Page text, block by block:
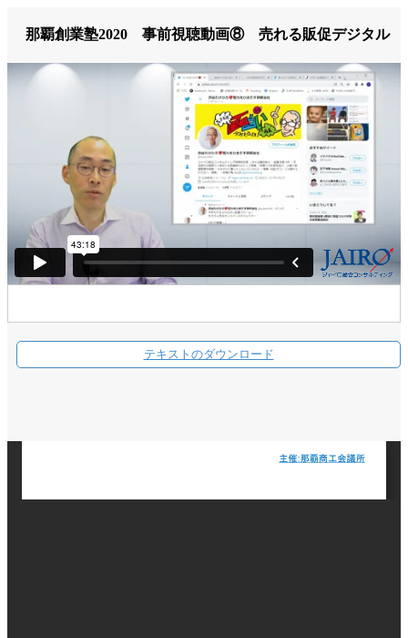
那覇創業塾2020 事前視聴動画⑧ 売れる販促デジタル
テキストのダウンロード